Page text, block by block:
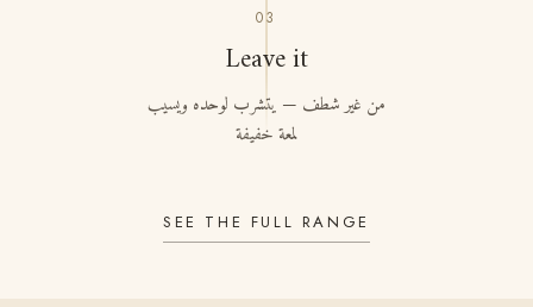
03
Leave it
من غير شطف — يتشرب لوحده ويسيب
لمعة خفيفة
SEE THE FULL RANGE